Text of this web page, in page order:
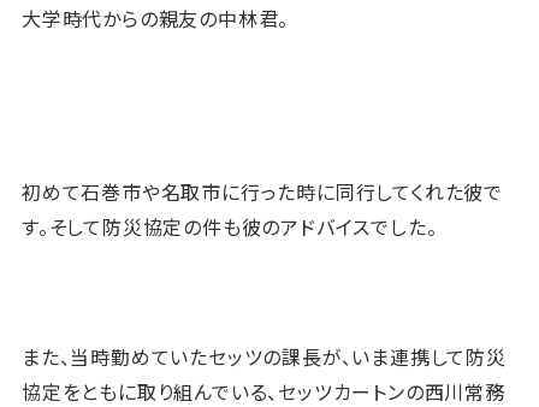
大学時代からの親友の中林君。
初めて石巻市や名取市に行った時に同行してくれた彼で
す。そして防災協定の件も彼のアドバイスでした。
また、当時勤めていたセッツの課長が、いま連携して防災
協定をともに取り組んでいる、セッツカートンの西川常務